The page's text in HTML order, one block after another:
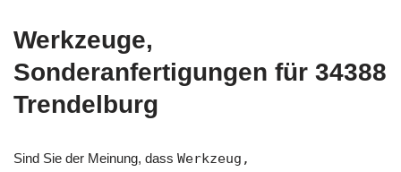
Werkzeuge,
Sonderanfertigungen für 34388
Trendelburg
Sind Sie der Meinung, dass Werkzeug,